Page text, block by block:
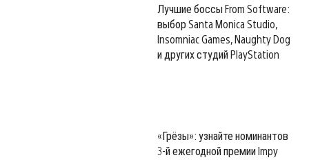
Лучшие боссы From Software:
выбор Santa Monica Studio,
Insomniac Games, Naughty Dog
и других студий PlayStation
«Грёзы»: узнайте номинантов
3-й ежегодной премии Impy